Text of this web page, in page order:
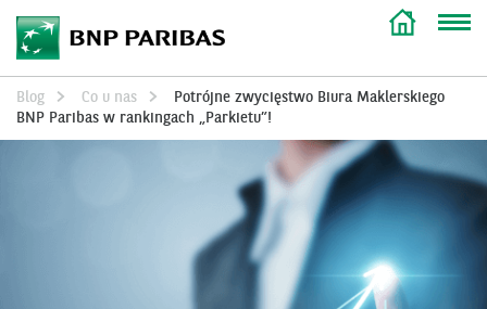
Blog Co u nas
Potrójne zwycięstwo Biura Maklerskiego
BNP Paribas w rankingach „Parkietu”!